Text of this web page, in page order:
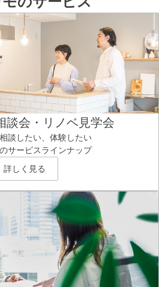
談会・リノベ見学会
談したい、体験したい
サービスラインナップ
詳しく見る